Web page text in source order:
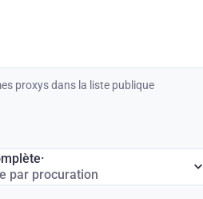
proxys dans la liste publique
·
par procuration